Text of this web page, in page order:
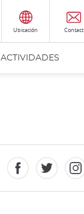
Ubicación Contact
ACTIVIDADES